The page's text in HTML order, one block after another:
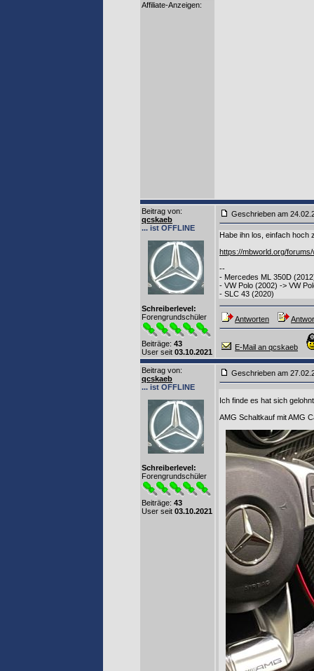
Affiliate-Anzeigen:
Beitrag von:
qcskaeb
... ist OFFLINE
Schreiberlevel:
Forengrundschüler
Beiträge: 43
User seit 03.10.2021
Geschrieben am
Habe ihn los, einfach hoch
https://mbworld.org/
--
- Mercedes ML 350D
- VW Polo (2002) -> VW
- SLC 43 (2020)
Antworten
E-Mail an qcskaeb
Beitrag von:
qcskaeb
... ist OFFLINE
Schreiberlevel:
Forengrundschüler
Beiträge: 43
User seit 03.10.2021
Geschrieben am
Ich finde es hat sich
AMG Schaltkauf mit AMG